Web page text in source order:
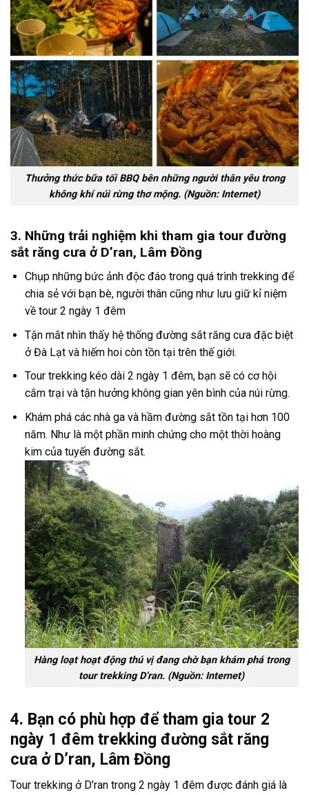
Thưởng thức bữa tối BBQ bên những người thân yêu trong
không khí núi rừng thơ mộng. (Nguồn: Internet)
3. Những trải nghiệm khi tham gia tour đường
sắt răng cưa ở D’ran, Lâm Đồng
Chụp những bức ảnh độc đáo trong quá trình trekking để
chia sẻ với bạn bè, người thân cũng như lưu giữ kỉ niệm
về tour 2 ngày 1 đêm
Tận mắt nhìn thấy hệ thống đường sắt răng cưađặc biệt
ở Đà Lạtvà hiếm hoi còn tồn tại trên thế giới.
Tour trekkingkéo dài 2 ngày 1 đêm, bạn sẽ có cơ hội
cắm trại và tận hưởng không gian yên bình của núi rừng.
Khám phá các nhà ga và hầm đường sắt tồn tại hơn 100
năm. Như là một phần minh chứng cho một thời hoàng
kim của tuyến đường sắt.
Hàng loạt hoạt động thú vị đang chờ bạn khám phá trong
tour trekking D’ran. (Nguồn: Internet)
4. Bạn có phù hợp để tham gia tour 2
ngày 1 đêm trekking đường sắt răng
cưa ở D’ran, Lâm Đồng
Tour trekking ở D’ran trong 2 ngày 1 đêm được đánh giá là